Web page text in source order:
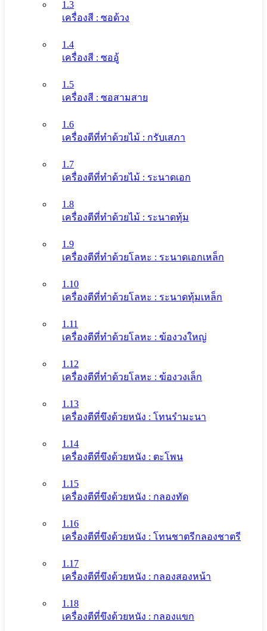
1.3
เครื่องสี : ซอด้วง
1.4
เครื่องสี : ซออู้
1.5
เครื่องสี : ซอสามสาย
1.6
เครื่องตีที่ทําด้วยไม้ : กรับเสภา
1.7
เครื่องตีที่ทําด้วยไม้ : ระนาดเอก
1.8
เครื่องตีที่ทําด้วยไม้ : ระนาดทุ้ม
1.9
เครื่องตีที่ทําด้วยโลหะ : ระนาดเอกเหล็ก
1.10
เครื่องตีที่ทําด้วยโลหะ : ระนาดทุ้มเหล็ก
1.11
เครื่องตีที่ทําด้วยโลหะ : ฆ้องวงใหญ่
1.12
เครื่องตีที่ทําด้วยโลหะ : ฆ้องวงเล็ก
1.13
เครื่องตีที่ขึงด้วยหนัง : โทนรํามะนา
1.14
เครื่องตีที่ขึงด้วยหนัง : ตะโพน
1.15
เครื่องตีที่ขึงด้วยหนัง : กลองทัด
1.16
เครื่องตีที่ขึงด้วยหนัง : โทนชาตรีกลองชาตรี
1.17
เครื่องตีที่ขึงด้วยหนัง : กลองสองหน้า
1.18
เครื่องตีที่ขึงด้วยหนัง : กลองแขก